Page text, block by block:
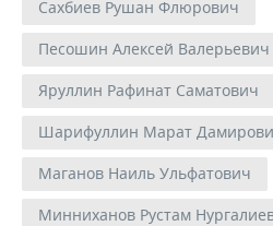
Сахбиев Рушан Флюрович
Песошин Алексей Валерьевич
Яруллин Рафинат Саматович
Шарифуллин Марат
Маганов Наиль Ульфатович
Минниханов Рустам